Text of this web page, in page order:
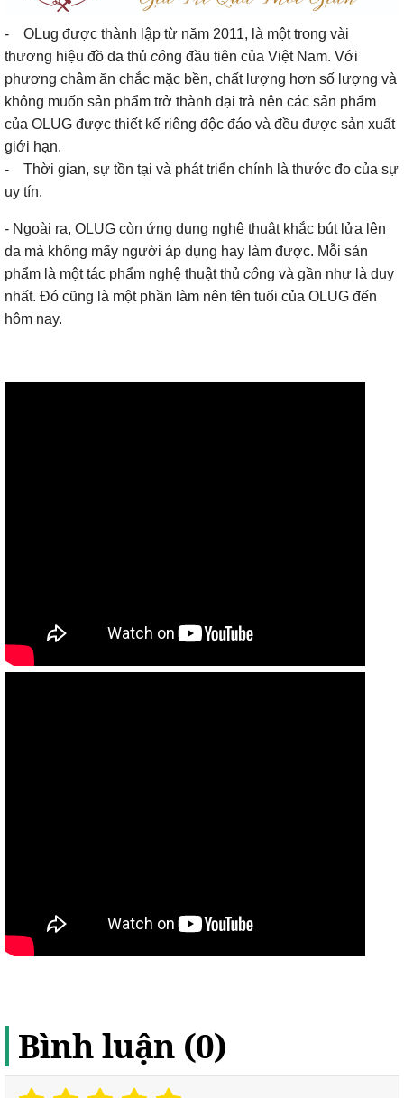
- OLug được thành lập từ năm 2011, là một trong vài
thương hiệu đồ da thủ công đầu tiên của Việt Nam. Với
phương châm ăn chắc mặc bền, chất lượng hơn số lượng và
không muốn sản phẩm trở thành đại trà nên các sản phẩm
của OLUG được thiết kế riêng độc đáo và đều được sản xuất
giới hạn.
- Thời gian, sự tồn tại và phát triển chính là thước đo của sự
uy tín.
- Ngoài ra, OLUG còn ứng dụng nghệ thuật khắc bút lửa lên
da mà không mấy người áp dụng hay làm được. Mỗi sản
phẩm là một tác phẩm nghệ thuật thủ công và gần như là duy
nhất. Đó cũng là một phần làm nên tên tuổi của OLUG đến
hôm nay.
Bình luận (0)